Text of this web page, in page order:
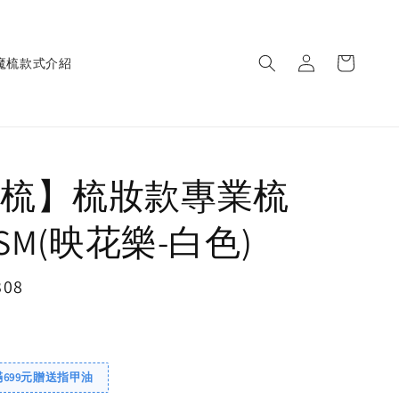
梳款式介紹
】梳妝款專業梳
映花樂-白色)
元贈送指甲油